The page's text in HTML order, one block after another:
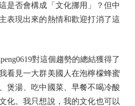
否會構成「文化挪用」？但中
表現出來的熱情和歡迎打消了這
對這個趨勢的總結獲得了
看見一大群美國人在泡檸檬蜂蜜
煲湯、吃中國菜、早餐不喝冷酸
化。我只想說，我的文化也可以